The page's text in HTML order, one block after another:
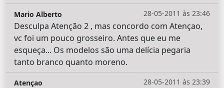
28-05-2011 às 23:46
Mario Alberto
Desculpa Atenção 2 , mas concordo com Atençao,
vc foi um pouco grosseiro. Antes que eu me
esqueça... Os modelos são uma delícia pegaria
tanto branco quanto moreno.
28-05-2011 às 23:39
Atençao